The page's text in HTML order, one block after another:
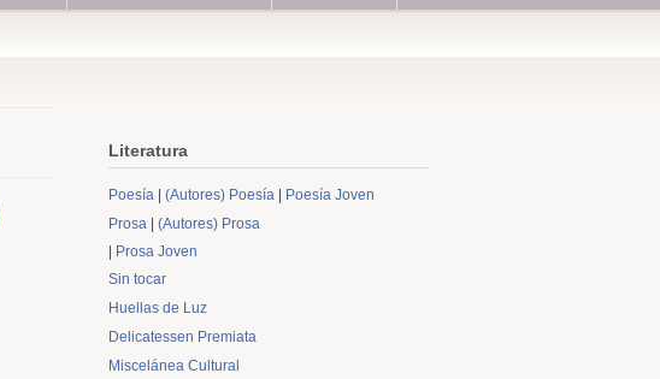
Literatura
Poesía (Autores) Poesía
Poesía Joven
Prosa
(Autores) Prosa
Prosa Joven
Sin tocar
Huellas de Luz
Delicatessen Premiata
Miscelánea Cultural